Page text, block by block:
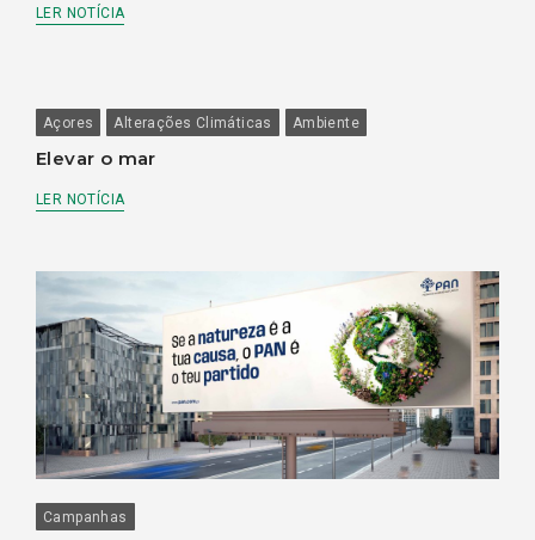
LER NOTÍCIA
Açores Alterações Climáticas Ambiente
Elevar o mar
LER NOTÍCIA
Campanhas